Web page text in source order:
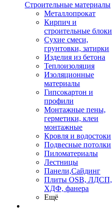
Строительные материалы
Металлопрокат
Кирпич и
строительные блоки
Сухие смеси,
грунтовки, затирки
Изделия из бетона
Теплоизоляция
Изоляционные
материалы
Гипсокартон и
профили
Монтажные пены,
герметики, клеи
монтажные
Кровля и водостоки
Подвесные потолки
Пиломатериалы
Лестницы
Панели,Сайдинг
Плиты OSB, ЛДСП,
ХДФ, фанера
Ещё